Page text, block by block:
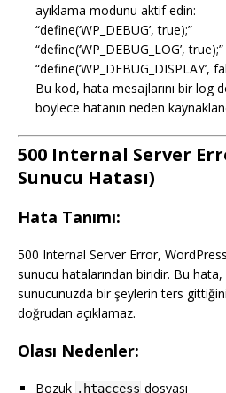
ayıklama modunu aktif edin:
“define(‘WP_DEBUG’, true);”
“define(‘WP_DEBUG_LOG’, true);”
“define(‘WP_DEBUG_DISPLAY’,
Bu kod, hata mesajlarını bir log
böylece hatanın neden
500 Internal Server
Sunucu Hatası)
Hata Tanımı:
500 Internal Server Error,
sunucu hatalarından biridir. Bu
sunucunuzda bir şeylerin ters
doğrudan açıklamaz.
Olası Nedenler:
Bozuk .htaccess dosyası